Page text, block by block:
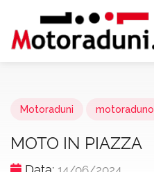
Motoraduni motoraduno
MOTO IN PIAZZA